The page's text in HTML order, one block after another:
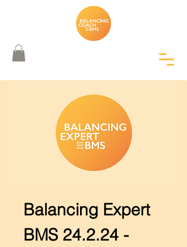
Balancing Expert
BMS 24.2.24 -